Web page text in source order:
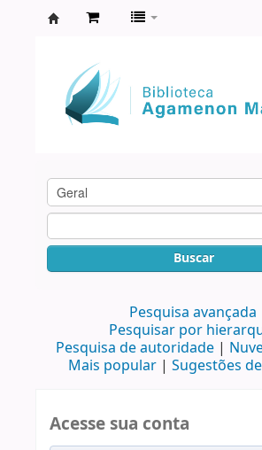
Agamenon
Magalhães
Buscar
Pesquisa avançada
Pesquisar por
Pesquisa de autoridade
Mais popular
Sugestões
Acesse sua conta